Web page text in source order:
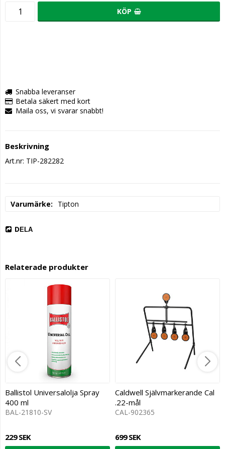
KÖP
Snabba leveranser
Betala säkert med kort
Maila oss, vi svarar snabbt!
Beskrivning
Art.nr: TIP-282282
Varumärke Tipton
DELA
Relaterade produkter
Ballistol Universalolja Spray
400 ml
BAL-21810-SV
229 SEK
Caldwell Självmarkerande Cal
.22-mål
CAL-902365
699 SEK